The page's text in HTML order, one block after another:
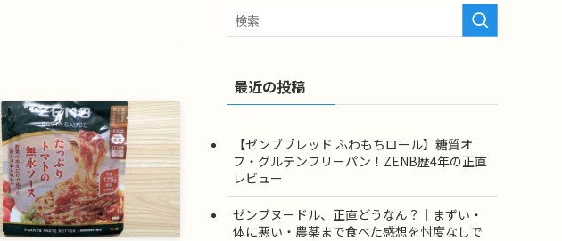
最近の投稿
【ゼンブブレッド ふわもちロール】糖質オ
フ・グルテンフリーパン！ZENB歴4年の正直
レビュー
ゼンブヌードル、正直どうなん？｜まずい・
体に悪い・農薬まで食べた感想を忖度なしで